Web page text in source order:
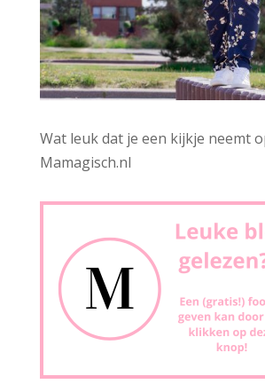
Wat leuk dat je een kijkje neemt
Mamagisch.nl